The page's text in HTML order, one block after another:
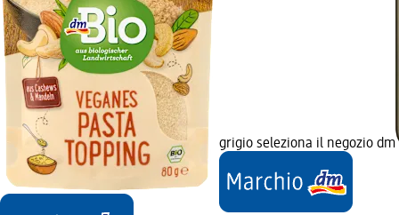
grigio seleziona il negozio dm